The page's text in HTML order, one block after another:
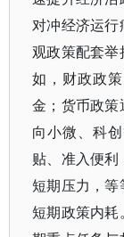
对冲经济运行
观政策配套举
如，财政政
金；货币政策
向小微、科
贴、准入便利
短期压力，等
短期政策内耗